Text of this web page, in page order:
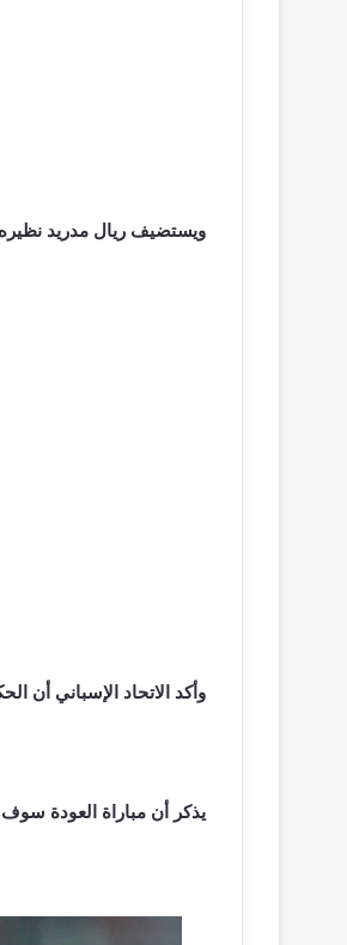
ويستضيف ريال مدريد
وأكد الاتحاد الإسباني أن
يذكر أن مباراة العودة سوف تقام يوم 5 أبريل المقبل، على ملعب سبوتيفاي كامب